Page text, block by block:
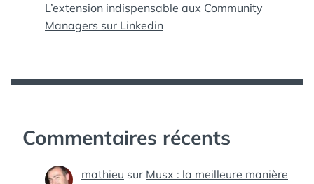
L’extension indispensable aux Community
Managers sur Linkedin
Commentaires récents
mathieu sur Musx : la meilleure manière